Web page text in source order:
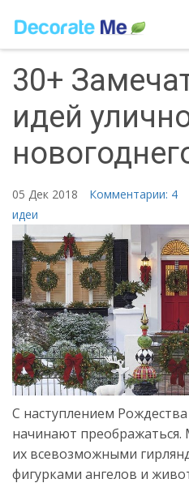
30+
идей
05 Дек 2018 Комментарии: 4
идеи
С наступлением
начинают преображаться.
их всевозможными
фигурками ангелов и